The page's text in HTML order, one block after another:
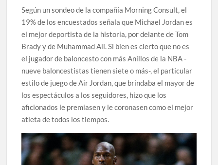
Según un sondeo de la compañía Morning Consult, el
19% de los encuestados señala que Michael Jordan es
el mejor deportista de la historia, por delante de Tom
Brady y de Muhammad Ali. Si bien es cierto que no es
el jugador de baloncesto con más Anillos de la NBA -
nueve baloncestistas tienen siete o más-, el particular
estilo de juego de Air Jordan, que brindaba el mayor de
los espectáculos a los seguidores, hizo que los
aficionados le premiasen y le coronasen como el mejor
atleta de todos los tiempos.